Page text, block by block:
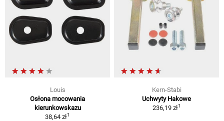
Louis
Osłona mocowania
kierunkowskazu
38,64 zł1
Kern-Stabi
Uchwyty Hakowe
236,19 zł1